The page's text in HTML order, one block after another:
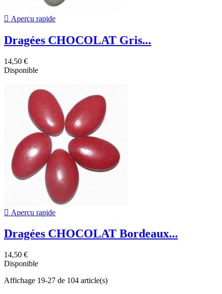
 Aperçu rapide
Dragées CHOCOLAT Gris...
14,50 €
Disponible
 Aperçu rapide
Dragées CHOCOLAT Bordeaux...
14,50 €
Disponible
Affichage 19-27 de 104 article(s)